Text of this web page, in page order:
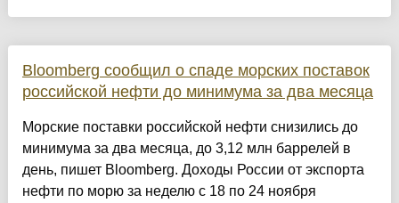
Bloomberg сообщил о спаде морских поставок
российской нефти до минимума за два месяца
Морские поставки российской нефти снизились до
минимума за два месяца, до 3,12 млн баррелей в
день, пишет Bloomberg. Доходы России от экспорта
нефти по морю за неделю с 18 по 24 ноября